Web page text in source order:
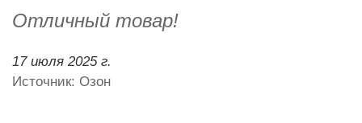
Отличный товар!
17 июля 2025 г.
Источник: Озон